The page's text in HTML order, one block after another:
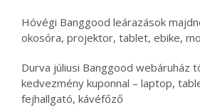
Hóvégi Banggood leárazások
okosóra, projektor, tablet, ebike,
Durva júliusi Banggood webáruház
kedvezmény kuponnal – laptop,
fejhallgató, kávéfőző